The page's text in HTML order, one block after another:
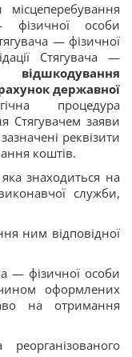
фізичної особи
— фізичної
Стягувача —
державної
процедура
Стягувачем заяви
реквізити
коштів.
знаходиться на
служби,
ним відповідної
— фізичної особи
оформлених
на отримання